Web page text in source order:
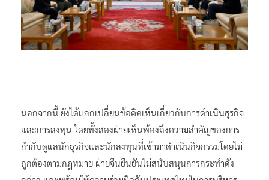
นอกจากนี้ ยังได้แลกเปลี่ยนข้อคิดเห็นเกี่ยวกับการดำเนินธุรกิจ
และการลงทุน โดยทั้งสองฝ่ายเห็นพ้องถึงความสำคัญของการ
กำกับดูแลนักธุรกิจและนักลงทุนที่เข้ามาดำเนินกิจกรรมโดยไม่
ถูกต้องตามกฎหมาย ฝ่ายจีนยืนยันไม่สนับสนุนการกระทำดัง